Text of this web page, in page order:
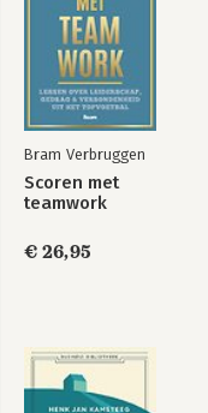
Bram Verbruggen
Scoren met
teamwork
€ 26,95